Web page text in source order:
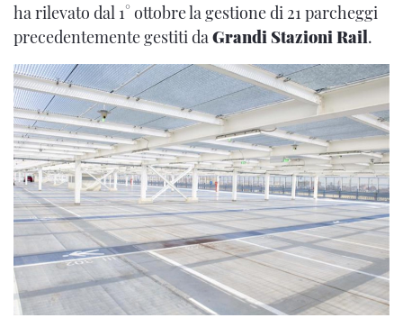
ha rilevato dal 1° ottobre la gestione di 21 parcheggi
precedentemente gestiti daGrandi Stazioni Rail.